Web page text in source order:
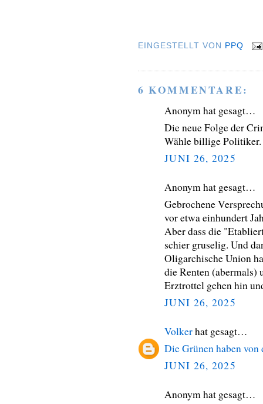
EINGESTELLT VON PPQ
6 KOMMENTARE:
Anonym hat gesagt…
Die neue Folge der
Wähle billige Politiker.
JUNI 26, 2025
Anonym hat gesagt…
Gebrochene
vor etwa einhundert
Aber dass die
schier gruselig. Und
Oligarchische Union
die Renten (abermals)
Erztrottel gehen hin
JUNI 26, 2025
Volkerhat gesagt…
Die Grünen haben
JUNI 26, 2025
Anonym hat gesagt…